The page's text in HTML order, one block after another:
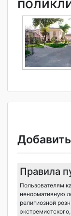
Правила
Пользователям
ненормативную
религиозной